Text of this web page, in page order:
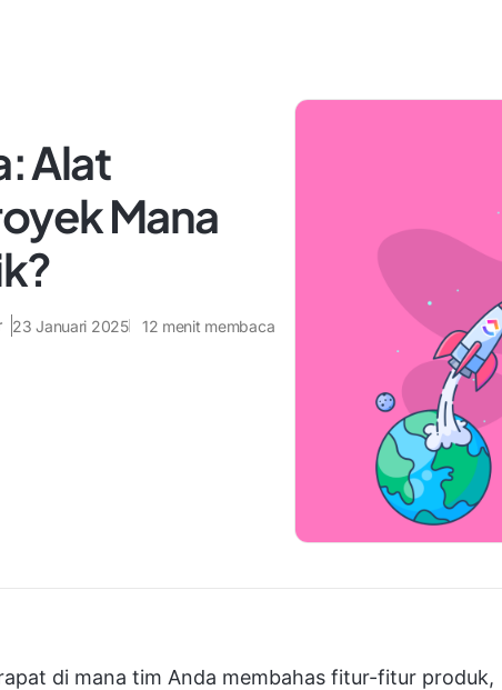
Alat
Mana
23 Januari 2025 12 menit membaca
di mana tim Anda membahas fitur-fitur produk,